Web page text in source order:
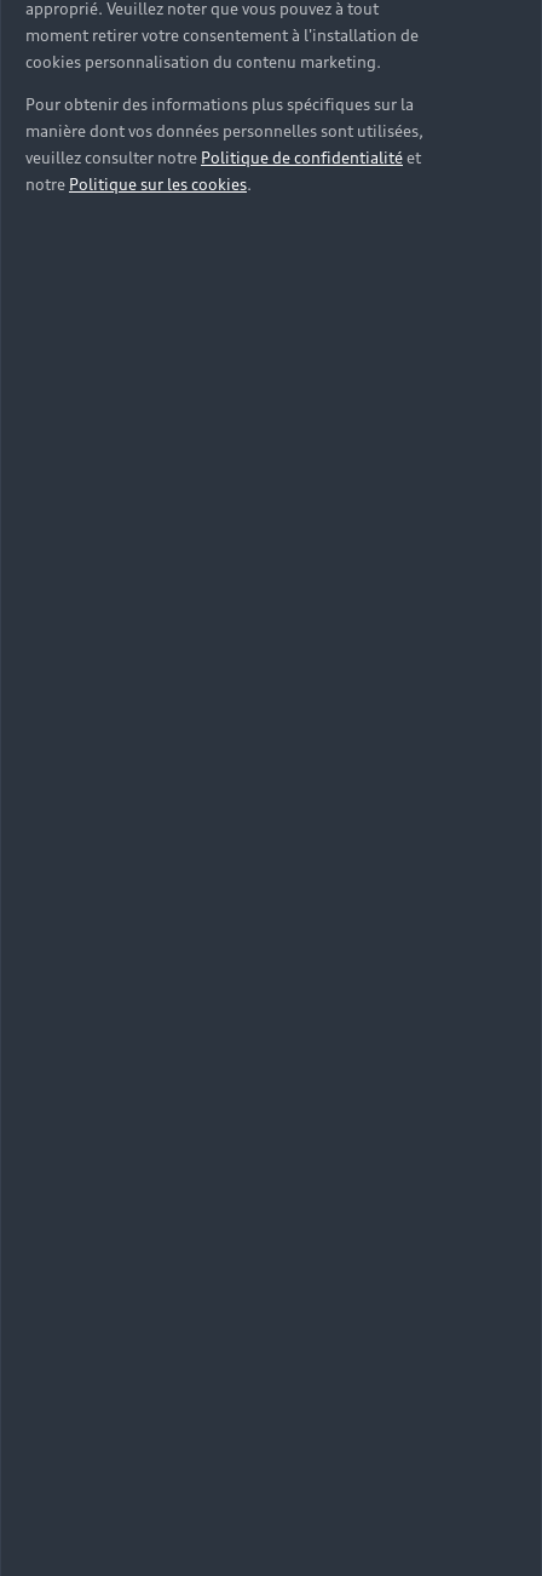
approprié. Veuillez noter que vous pouvez à tout
moment retirer votre consentement à l'installation de
cookies personnalisation du contenu marketing.
Pour obtenir des informations plus spécifiques sur la
manière dont vos données personnelles sont utilisées,
veuillez consulter notre Politique de confidentialitéet
notre Politique sur les cookies.